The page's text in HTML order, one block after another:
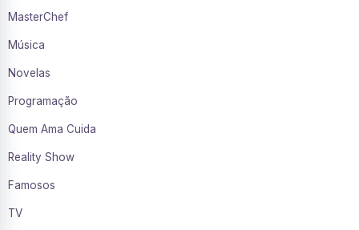
MasterChef
Música
Novelas
Programação
Quem Ama Cuida
Reality Show
Famosos
TV